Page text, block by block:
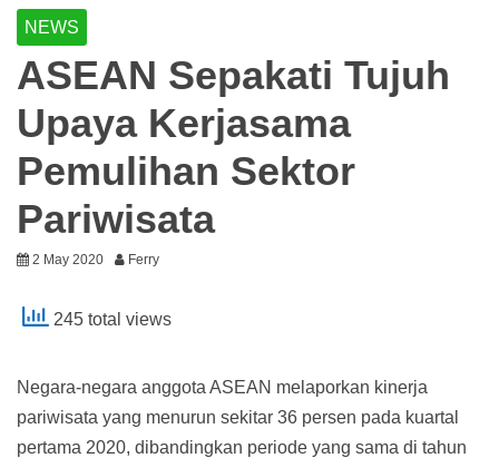
NEWS
ASEAN Sepakati Tujuh
Upaya Kerjasama
Pemulihan Sektor
Pariwisata
2 May 2020 Ferry
245 total views
Negara-negara anggota ASEAN melaporkan kinerja
pariwisata yang menurun sekitar 36 persen pada kuartal
pertama 2020, dibandingkan periode yang sama di tahun